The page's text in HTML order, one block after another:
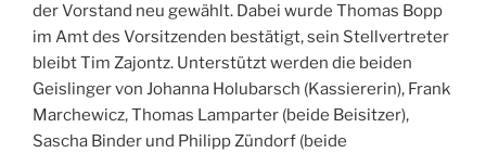
der Vorstand neu gewählt. Dabei wurde Thomas Bopp
im Amt des Vorsitzenden bestätigt, sein Stellvertreter
bleibt Tim Zajontz. Unterstützt werden die beiden
Geislinger von Johanna Holubarsch (Kassiererin), Frank
Marchewicz, Thomas Lamparter (beide Beisitzer),
Sascha Binder und Philipp Zündorf (beide